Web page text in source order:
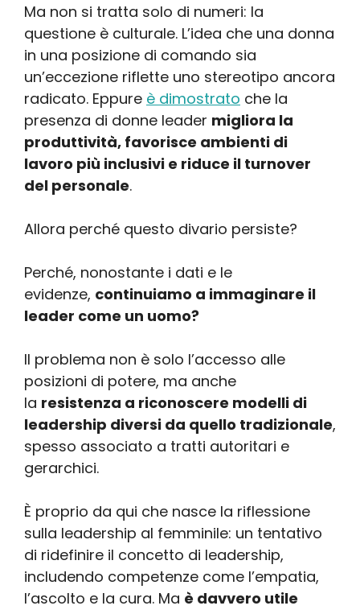
Ma non si tratta solo di numeri: la
questione è culturale. L’idea che una donna
in una posizione di comando sia
un’eccezione riflette uno stereotipo ancora
radicato. Eppure è dimostrato che la
presenza di donne leader migliora la
produttività, favorisce ambienti di
lavoro più inclusivi e riduce il turnover
del personale.
Allora perché questo divario persiste?
Perché, nonostante i dati e le
evidenze, continuiamo a immaginare il
leader come un uomo?
Il problema non è solo l’accesso alle
posizioni di potere, ma anche
la resistenza a riconoscere modelli di
leadership diversi da quello tradizionale,
spesso associato a tratti autoritari e
gerarchici.
È proprio da qui che nasce la riflessione
sulla leadership al femminile: un tentativo
di ridefinire il concetto di leadership,
includendo competenze come l’empatia,
l’ascolto e la cura. Ma è davvero utile